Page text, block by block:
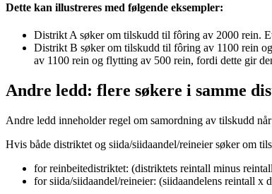
Dette kan illustreres med følgende eksempler:
Distrikt A søker om tilskudd til fôring av 2000 rein.
Distrikt B søker om tilskudd til fôring av 1100 rein
av 1100 rein og flytting av 500 rein, fordi dette gir
Andre ledd: flere søkere i samme
Andre ledd inneholder regel om samordning av tilskudd
Hvis både distriktet og siida/siidaandel/reineier søker om
for reinbeitedistriktet: (distriktets reintall minus
for siida/siidaandel/reineier: (siidaandelens reintall x